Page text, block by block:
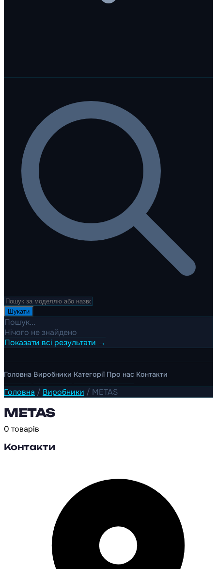
Шукати
Пошук...
Нічого не знайдено
Показати всі результати →
Головна Виробники Категорії Про нас Контакти
Головна / Виробники / METAS
METAS
0 товарів
Контакти